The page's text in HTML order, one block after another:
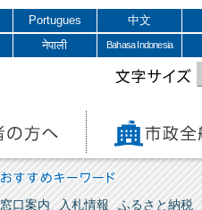
Portugues 中文
नेपाली Bahasa Indonesia
文字サイズ
おすすめキーワード
窓口案内 入札情報 ふるさと納税